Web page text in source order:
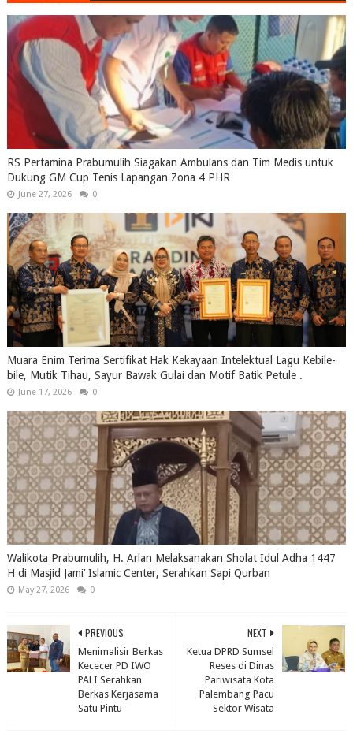
RS Pertamina Prabumulih Siagakan Ambulans dan Tim Medis untuk
Dukung GM Cup Tenis Lapangan Zona 4 PHR
June 27, 2026 0
Muara Enim Terima Sertifikat Hak Kekayaan Intelektual Lagu Kebile-
bile, Mutik Tihau, Sayur Bawak Gulai dan Motif Batik Petule .
June 17, 2026 0
Walikota Prabumulih, H. Arlan Melaksanakan Sholat Idul Adha 1447
H di Masjid Jami’ Islamic Center, Serahkan Sapi Qurban
May 27, 2026 0
NEXT
Ketua DPRD Sumsel
Reses di Dinas
Pariwisata Kota
Palembang Pacu
Sektor Wisata
PREVIOUS
Menimalisir Berkas
Kececer PD IWO
PALI Serahkan
Berkas Kerjasama
Satu Pintu